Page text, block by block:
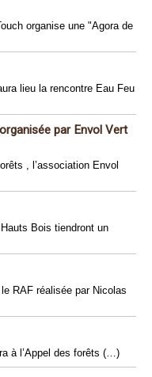
organise une "Agora de
lieu la rencontre Eau Feu
par Envol Vert
, l’association Envol
Bois tiendront un
RAF réalisée par Nicolas
à l’Appel des forêts (…)